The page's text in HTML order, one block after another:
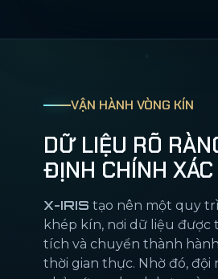
VẬN HÀNH VÒNG KÍN
DỮ LIỆU RÕ
ĐỊNH CHÍNH XÁC
X-IRIS tạo nên một quy
khép kín, nơi dữ liệu được
tích và chuyển thành
thời gian thực. Nhờ đó,